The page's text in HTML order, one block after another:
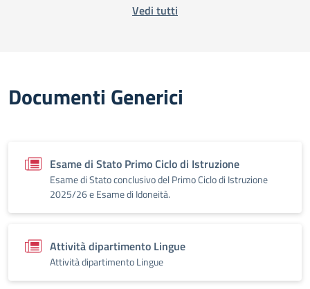
Vedi tutti
Documenti Generici
Esame di Stato Primo Ciclo di Istruzione
Esame di Stato conclusivo del Primo Ciclo di Istruzione
2025/26 e Esame di Idoneità.
Attività dipartimento Lingue
Attività dipartimento Lingue